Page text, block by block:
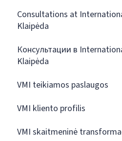
Consultations at
Klaipėda
Консультации в
Klaipėda
VMI teikiamos paslaugos
VMI kliento profilis
VMI skaitmeninė